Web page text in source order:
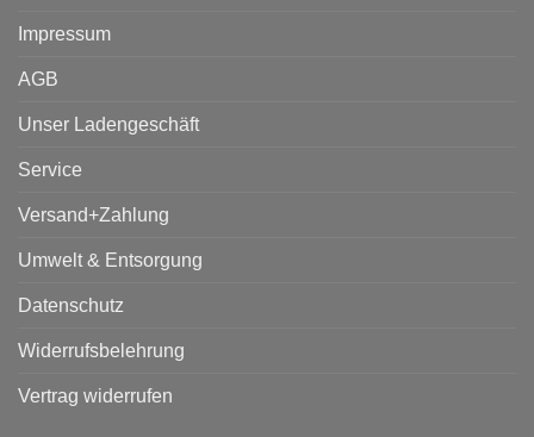
Impressum
AGB
Unser Ladengeschäft
Service
Versand+Zahlung
Umwelt & Entsorgung
Datenschutz
Widerrufsbelehrung
Vertrag widerrufen